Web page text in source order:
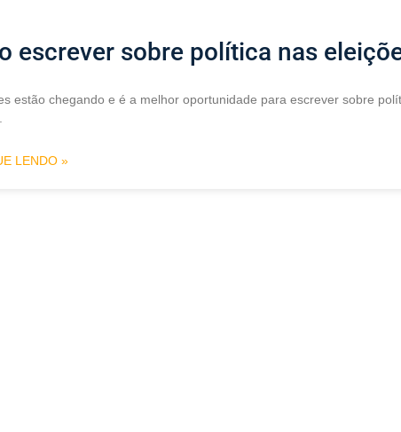
escrever sobre política nas
estão chegando e é a melhor oportunidade para escrever sobre
LENDO »